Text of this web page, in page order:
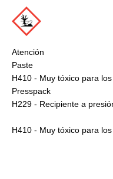
Atención
Paste
H410 - Muy tóxico para
Presspack
H229 - Recipiente a
H410 - Muy tóxico para